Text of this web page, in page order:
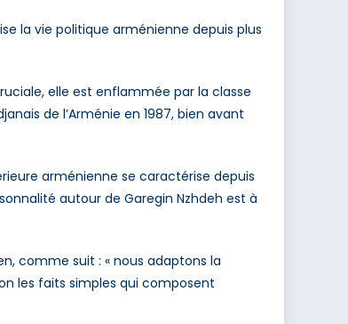
la vie politique arménienne depuis plus
elle est enflammée par la classe
de l’Arménie en 1987, bien avant
arménienne se caractérise depuis
autour de Garegin Nzhdeh est à
comme suit : « nous adaptons la
les faits simples qui composent